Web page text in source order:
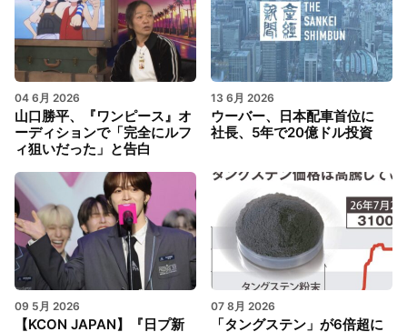
04 6月 2026
山口勝平、『ワンピース』オ
ーディションで「完全にルフ
ィ狙いだった」と告白
13 6月 2026
ウーバー、日本配車首位に
社長、5年で20億ドル投資
09 5月 2026
【KCON JAPAN】『日プ新
07 8月 2026
「タングステン」が6倍超に